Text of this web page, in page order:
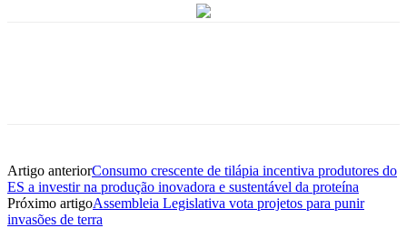
Artigo anteriorConsumo crescente de tilápia incentiva produtores do
ES a investir na produção inovadora e sustentável da proteína
Próximo artigoAssembleia Legislativa vota projetos para punir
invasões de terra